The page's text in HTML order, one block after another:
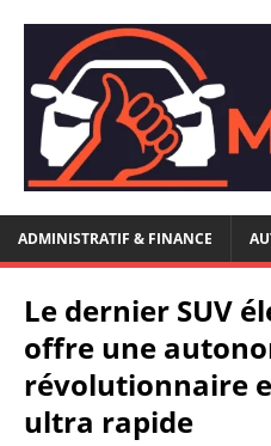
ADMINISTRATIF & FINANCE
Le dernier SUV
offre une
révolutionnaire
ultra rapide